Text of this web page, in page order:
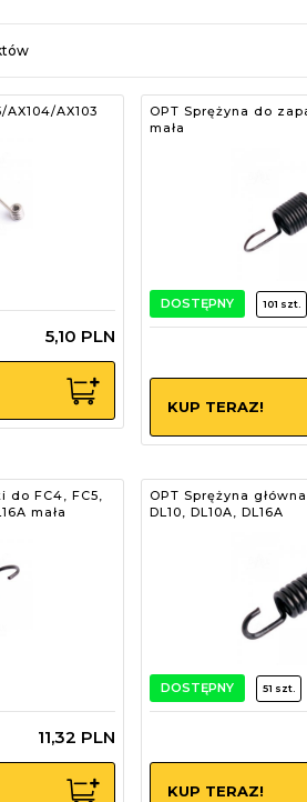
AX103
5,10 PLN
OPT Sprężyna do
mała
DOSTĘPNY 101 szt.
KUP TERAZ!
do FC4, FC5,
mała
11,32 PLN
OPT Sprężyna
DL10, DL10A, DL16A
DOSTĘPNY 51 szt.
KUP TERAZ!